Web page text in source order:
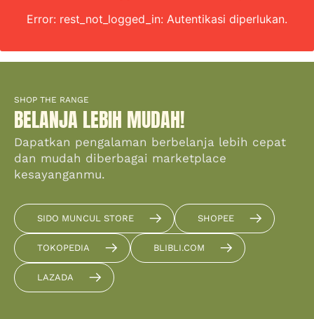
Error: rest_not_logged_in: Autentikasi diperlukan.
SHOP THE RANGE
BELANJA LEBIH MUDAH!
Dapatkan pengalaman berbelanja lebih cepat
dan mudah diberbagai marketplace
kesayanganmu.
SIDO MUNCUL STORE SHOPEE
TOKOPEDIA BLIBLI.COM
LAZADA